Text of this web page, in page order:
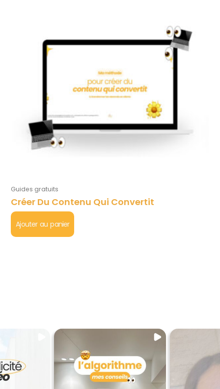
Guides gratuits
Créer Du Contenu Qui Convertit
Ajouter au panier